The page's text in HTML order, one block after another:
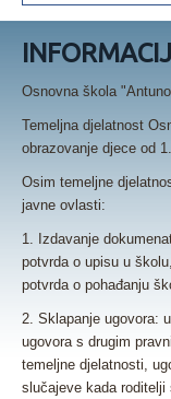
Osnovna škola
Temeljna djelatnost
obrazovanje djece od
Osim temeljne
javne ovlasti:
1. Izdavanje
potvrda o upisu u
potvrda o pohađanju
2. Sklapanje ugovora:
ugovora s drugim
temeljne djelatnosti,
slučajeve kada